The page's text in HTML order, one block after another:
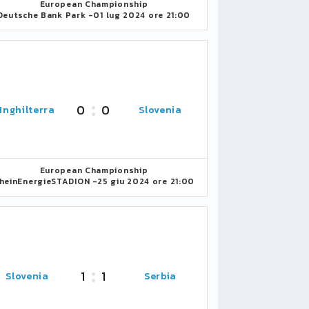
European Championship
Bank Park -01 lug 2024 ore 21:00
Inghilterra 0 0 Slovenia
European Championship
-25 giu 2024 ore 21:00
Slovenia 1 1 Serbia